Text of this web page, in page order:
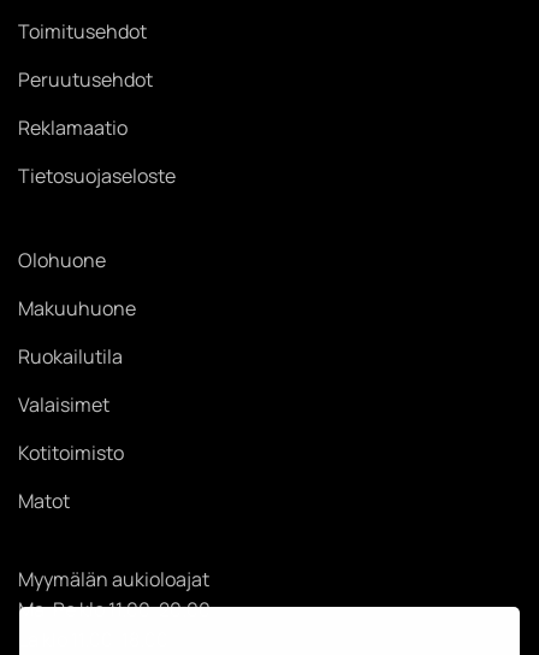
Toimitusehdot
Peruutusehdot
Reklamaatio
Tietosuojaseloste
Olohuone
Makuuhuone
Ruokailutila
Valaisimet
Kotitoimisto
Matot
Myymälän aukioloajat
Ma-Pe klo 11.00-20.00